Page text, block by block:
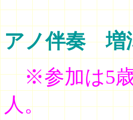
アノ伴奏 増
※参加は5
人。